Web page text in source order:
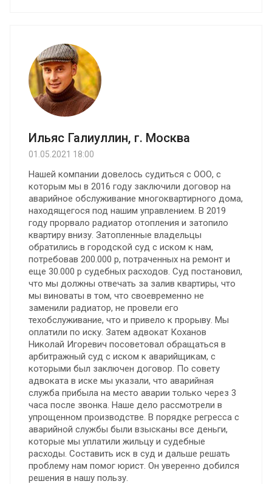
Ильяс Галиуллин, г. Москва
01.05.2021 18:00
Нашей компании довелось судиться с ООО, с
которым мы в 2016 году заключили договор на
аварийное обслуживание многоквартирного дома,
находящегося под нашим управлением. В 2019
году прорвало радиатор отопления и затопило
квартиру внизу. Затопленные владельцы
обратились в городской суд с иском к нам,
потребовав 200.000 р, потраченных на ремонт и
еще 30.000 р судебных расходов. Суд постановил,
что мы должны отвечать за залив квартиры, что
мы виноваты в том, что своевременно не
заменили радиатор, не провели его
техобслуживание, что и привело к прорыву. Мы
оплатили по иску. Затем адвокат Коханов
Николай Игоревич посоветовал обращаться в
арбитражный суд с иском к аварийщикам, с
которыми был заключен договор. По совету
адвоката в иске мы указали, что аварийная
служба прибыла на место аварии только через 3
часа после звонка. Наше дело рассмотрели в
упрощенном производстве. В порядке регресса с
аварийной службы были взысканы все деньги,
которые мы уплатили жильцу и судебные
расходы. Составить иск в суд и дальше решать
проблему нам помог юрист. Он уверенно добился
решения в нашу пользу.